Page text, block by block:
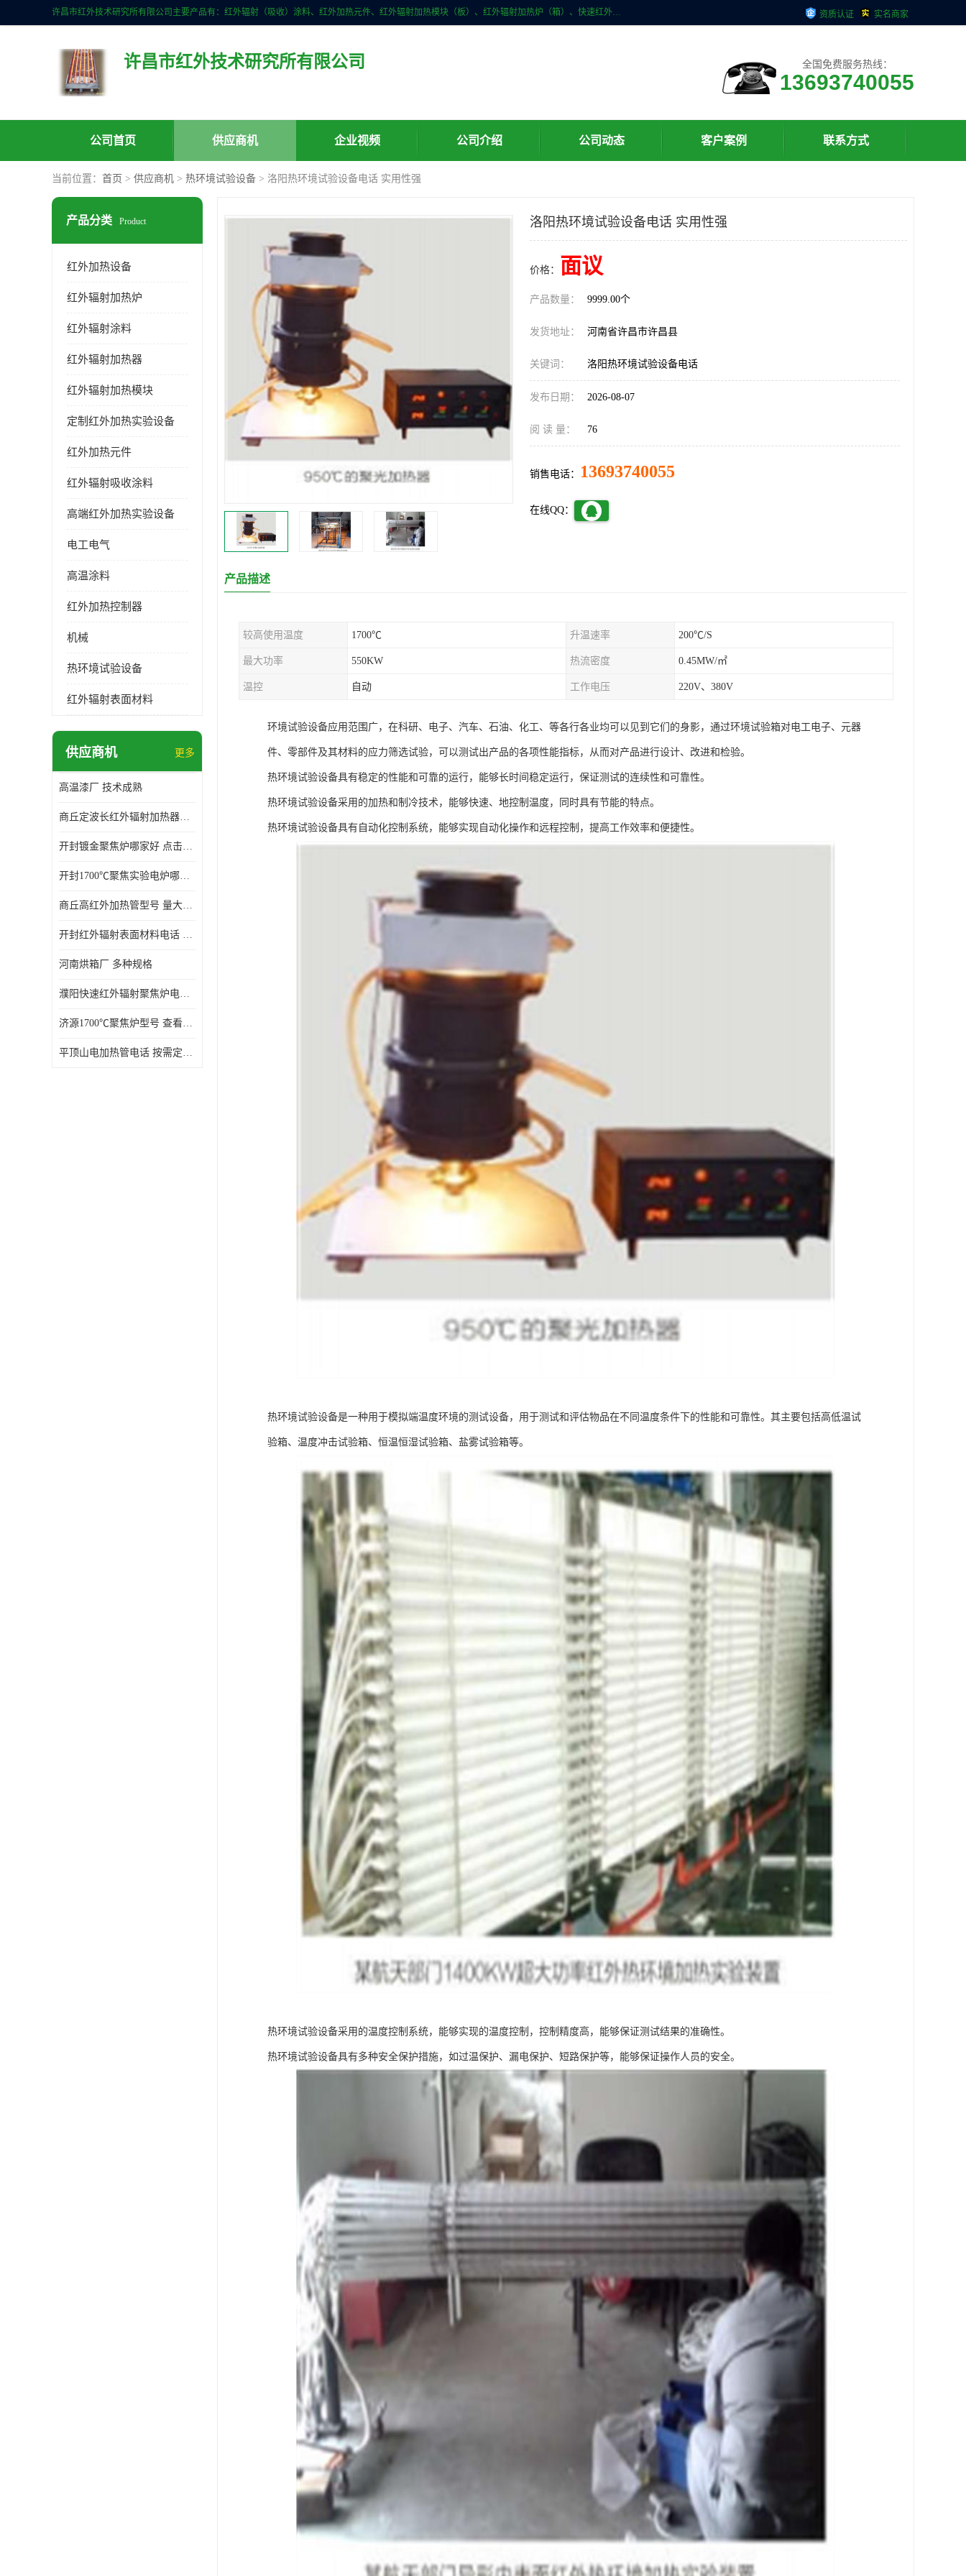
许昌市红外技术研究所有限公司主要产品有：红外辐射（吸收）涂料、红外加热元件、红外辐射加热模块（板）、红外辐射加热炉（箱）、快速红外辐射加热器、系列高端红外加热实验设备、系列红外加热控制器等。 资质认证 实名商家
许昌市红外技术研究所有限公司 全国免费服务热线：
13693740055
公司首页 供应商机 企业视频 公司介绍 公司动态 客户案例 联系方式
当前位置： 首页 > 供应商机 > 热环境试验设备 > 洛阳热环境试验设备电话 实用性强
产品分类 Product
红外加热设备
红外辐射加热炉
红外辐射涂料
红外辐射加热器
红外辐射加热模块
定制红外加热实验设备
红外加热元件
红外辐射吸收涂料
高端红外加热实验设备
电工电气
高温涂料
红外加热控制器
机械
热环境试验设备
红外辐射表面材料
供应商机 更多
高温漆厂 技术成熟
商丘定波长红外辐射加热器厂家 安装简单
开封镀金聚焦炉哪家好 点击了解 标志明显
开封1700℃聚焦实验电炉哪家好 维护 实用性强
商丘高红外加热管型号 量大价优
开封红外辐射表面材料电话 操作方便 操作灵活
河南烘箱厂 多种规格
濮阳快速红外辐射聚焦炉电话 性能稳定
济源1700℃聚焦炉型号 查看详情
平顶山电加热管电话 按需定制 大量现货
洛阳热环境试验设备电话 实用性强
价格： 面议
产品数量： 9999.00个
发货地址： 河南省许昌市许昌县
关键词： 洛阳热环境试验设备电话
发布日期： 2026-08-07
阅 读 量： 76
销售电话： 13693740055
在线QQ：
产品描述
较高使用温度 1700℃ 升温速率 200℃/S
最大功率 550KW 热流密度 0.45MW/㎡
温控 自动 工作电压 220V、380V
环境试验设备应用范围广，在科研、电子、汽车、石油、化工、等各行各业均可以见到它们的身影，通过环境试验箱对电工电子、元器
件、零部件及其材料的应力筛选试验，可以测试出产品的各项性能指标，从而对产品进行设计、改进和检验。
热环境试验设备具有稳定的性能和可靠的运行，能够长时间稳定运行，保证测试的连续性和可靠性。
热环境试验设备采用的加热和制冷技术，能够快速、地控制温度，同时具有节能的特点。
热环境试验设备具有自动化控制系统，能够实现自动化操作和远程控制，提高工作效率和便捷性。
热环境试验设备是一种用于模拟端温度环境的测试设备，用于测试和评估物品在不同温度条件下的性能和可靠性。其主要包括高低温试
验箱、温度冲击试验箱、恒温恒湿试验箱、盐雾试验箱等。
热环境试验设备采用的温度控制系统，能够实现的温度控制，控制精度高，能够保证测试结果的准确性。
热环境试验设备具有多种安全保护措施，如过温保护、漏电保护、短路保护等，能够保证操作人员的安全。